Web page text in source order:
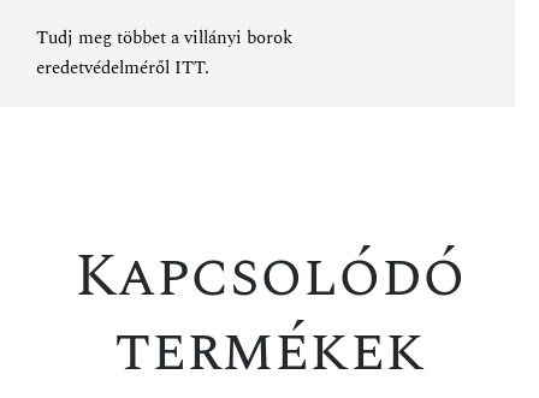
Tudj meg többet a villányi borok
eredetvédelméről ITT.
Kapcsolódó
termékek